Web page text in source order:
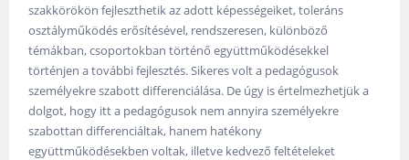
szakkörökön fejleszthetik az adott képességeiket, toleráns
osztályműködés erősítésével, rendszeresen, különböző
témákban, csoportokban történő együttműködésekkel
történjen a további fejlesztés. Sikeres volt a pedagógusok
személyekre szabott differenciálása. De úgy is értelmezhetjük a
dolgot, hogy itt a pedagógusok nem annyira személyekre
szabottan differenciáltak, hanem hatékony
együttműködésekben voltak, illetve kedvező feltételeket